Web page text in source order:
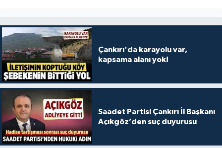
Çankırı'da karayolu var,
kapsama alanı yok!
Saadet Partisi Çankırı İl Başkanı
Açıkgöz’den suç duyurusu